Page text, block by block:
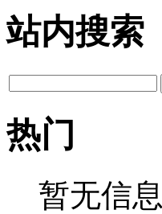
站内搜索
热门
暂无信息